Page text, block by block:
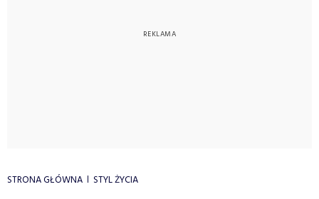
STRONA GŁÓWNA STYL ŻYCIA